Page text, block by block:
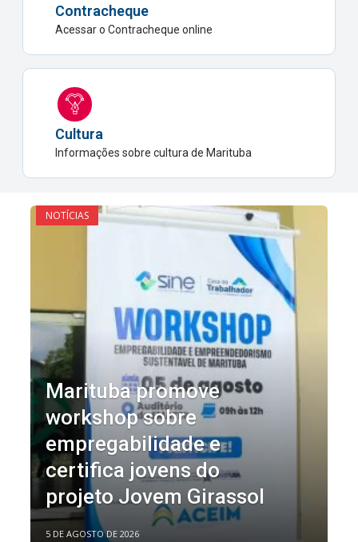
Contracheque
Acessar o Contracheque online
Cultura
Informações sobre cultura de Marituba
NOTÍCIAS
Marituba promove
workshop sobre
empregabilidade e
certifica jovens do
projeto Jovem Girassol
5 DE AGOSTO DE 2026